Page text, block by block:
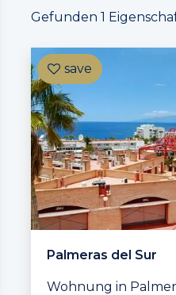
Gefunden 1
Palmeras del Sur
Wohnung in